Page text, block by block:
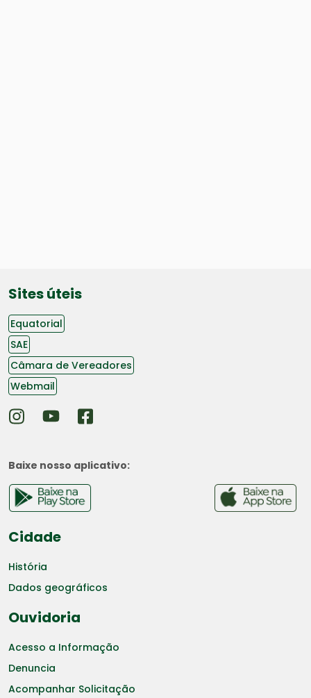
Sites úteis
Equatorial
SAE
Câmara de Vereadores
Webmail
Baixe nosso aplicativo:
Cidade
História
Dados geográficos
Ouvidoria
Acesso a Informação
Denuncia
Acompanhar Solicitação